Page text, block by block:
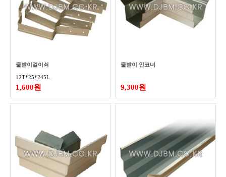
물받이걸이쇠
12T*25*245L
1,600원
물받이 인코너
9,300원